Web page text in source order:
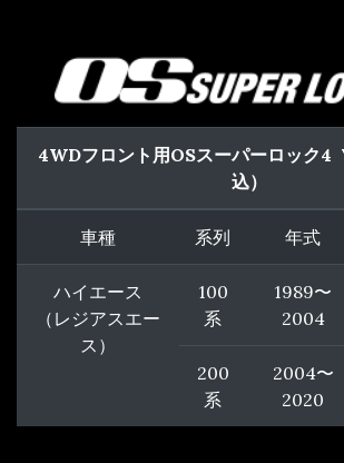
4WDフロント用OSスーパーロック
込）
車種 系列 年式
ハイエース
（レジアスエー
ス）
100
系
1989〜
2004
200
系
2004〜
2020